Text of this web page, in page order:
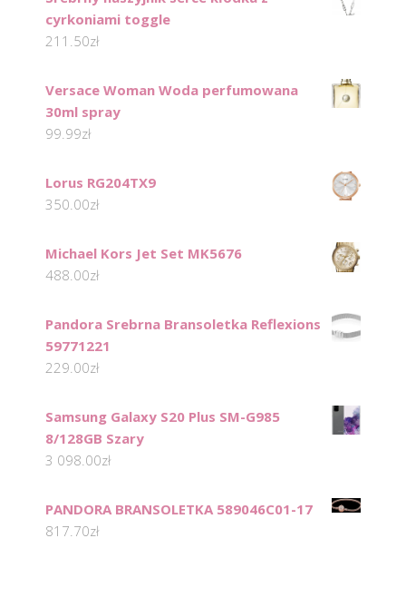
cyrkoniami toggle
211.50zł
Versace Woman Woda perfumowana
30ml spray
99.99zł
Lorus RG204TX9
350.00zł
Michael Kors Jet Set MK5676
488.00zł
Pandora Srebrna Bransoletka Reflexions
59771221
229.00zł
Samsung Galaxy S20 Plus SM-G985
8/128GB Szary
3 098.00zł
PANDORA BRANSOLETKA 589046C01-17
817.70zł